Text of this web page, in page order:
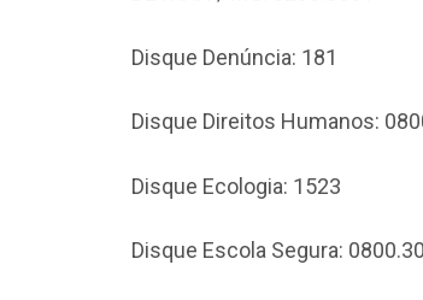
Disque Denúncia: 181
Disque Direitos Humanos:
Disque Ecologia: 1523
Disque Escola Segura: